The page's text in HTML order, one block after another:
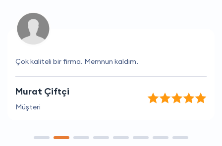
Çok kaliteli bir firma. Memnun kaldım.
Murat Çiftçi
Müşteri